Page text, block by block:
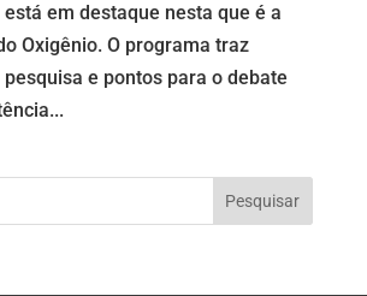
em destaque nesta que é a
Oxigênio. O programa traz
e pontos para o debate